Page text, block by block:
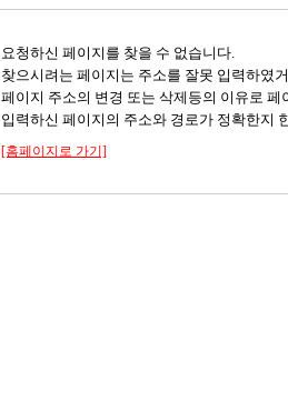
요청하신 페이지를 찾을 수 없습니다.
찾으시려는 페이지는 주소를 잘못 입력하였
페이지 주소의 변경 또는 삭제등의 이유로 페
입력하신 페이지의 주소와 경로가 정확한지
[홈페이지로 가기]